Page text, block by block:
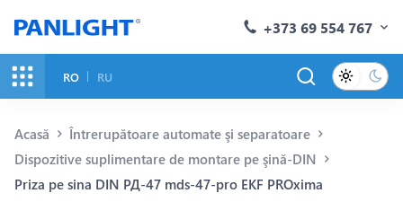
+373 69 554 767
RO RU
Acasă
Întrerupătoare automate şi separatoare
Dispozitive suplimentare de montare pe şină-DIN
Priza pe sina DIN РД-47 mds-47-pro EKF PROxima